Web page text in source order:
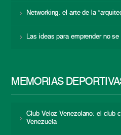
Networking: el arte de la
Las ideas para emprender no
MEMORIAS
Club Veloz Venezolano: el club
Venezuela